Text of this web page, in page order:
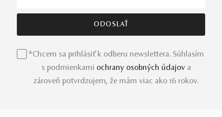
*Chcem sa prihlásiť k odberu newslettera. Súhlasím
s podmienkami ochrany osobných údajov a
zároveň potvrdzujem, že mám viac ako 16 rokov.